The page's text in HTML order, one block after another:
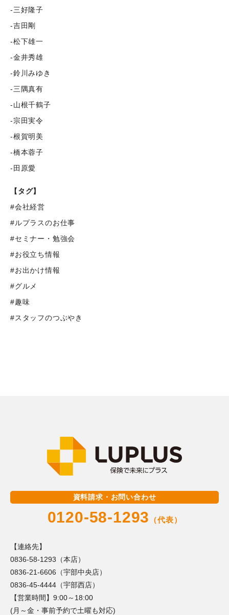
-三好隆子
-吉田剛
-松下雄一
-金井秀雄
-鈴川みゆき
-三隅真有
-山根千鶴子
-宗田実令
-根賀明美
-橋本蓉子
-田原愛
【タグ】
#会社経営
#ルプラスのお仕事
#セミナー・勉強会
#お役立ち情報
#お出かけ情報
#グルメ
#趣味
#スタッフのつぶやき
資料請求・お問い合わせ
0120-58-1293 （代表）
【連絡先】
0836-58-1293（本店）
0836-21-6606（宇部中央店）
0836-45-4444（宇部西店）
【営業時間】9:00～18:00
(月～金・事前予約で土曜も対応)